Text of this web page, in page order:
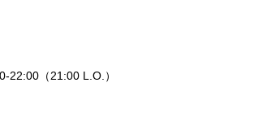
22:00（21:00 L.O.）